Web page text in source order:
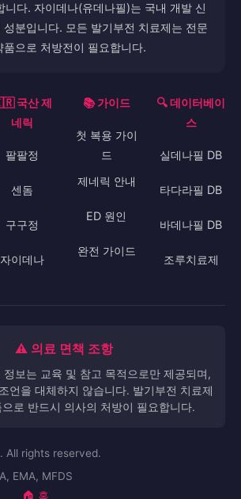
니다. 자이데나(유데나필)는 국내 개발 신
성분입니다. 모든 발기부전 치료제는 전문
품으로 처방전이 필요합니다.
국산 제
네릭
팔팔정
센돔
구구정
자이데나
📚 가이드
첫 복용 가이
드
제네릭 안내
ED 원인
완전 가이드
🔍 데이터베이
스
실데나필 DB
타다라필 DB
바데나필 DB
조루치료제
⚠️ 의료 면책 조항
정보는 교육 및 참고 목적으로만 제공되며,
언을 대체하지 않습니다. 발기부전 치료제
로 반드시 의사의 처방이 필요합니다.
All rights reserved.
EMA, MFDS
🏠 홈